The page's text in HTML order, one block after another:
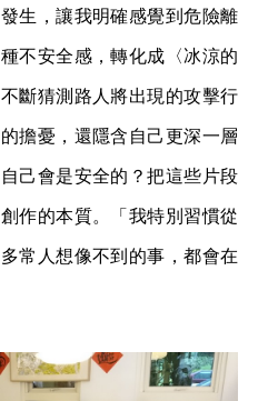
生，讓我明確感覺到危險離
不安全感，轉化成〈冰涼的
斷猜測路人將出現的攻擊行
擔憂，還隱含自己更深一層
己會是安全的？把這些片段
作的本質。「我特別習慣從
常人想像不到的事，都會在